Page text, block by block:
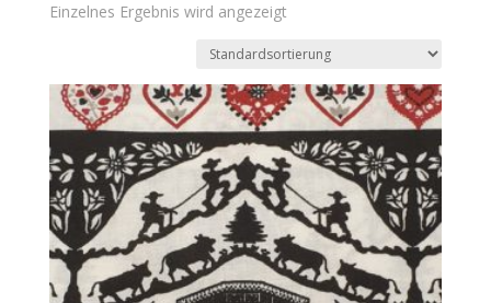
Einzelnes Ergebnis wird angezeigt